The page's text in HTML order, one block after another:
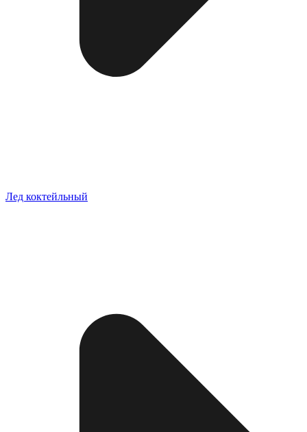
Лед коктейльный